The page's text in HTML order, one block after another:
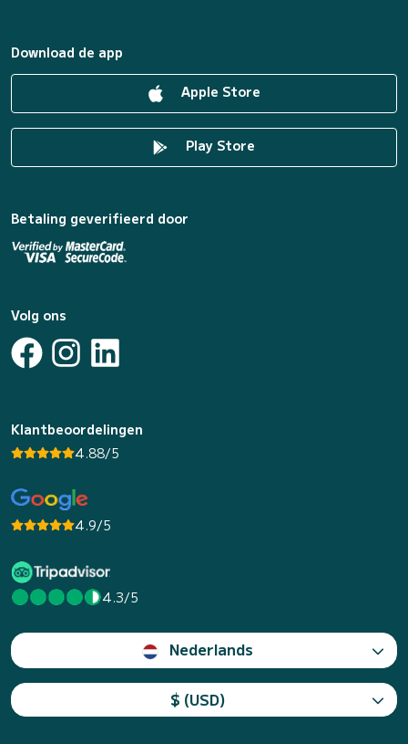
Download de app
Apple Store
Play Store
Betaling geverifieerd door
Volg ons
Klantbeoordelingen
4.88/5
4.9/5
4.3/5
Nederlands
$ (USD)